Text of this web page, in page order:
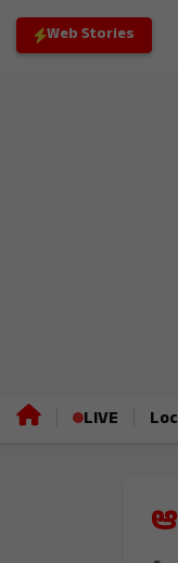
Web Stories
LIVE